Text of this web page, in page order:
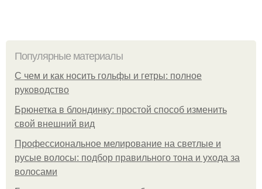
Популярные материалы
С чем и как носить гольфы и гетры: полное
руководство
Брюнетка в блондинку: простой способ изменить
свой внешний вид
Профессиональное мелирование на светлые и
русые волосы: подбор правильного тона и ухода за
волосами